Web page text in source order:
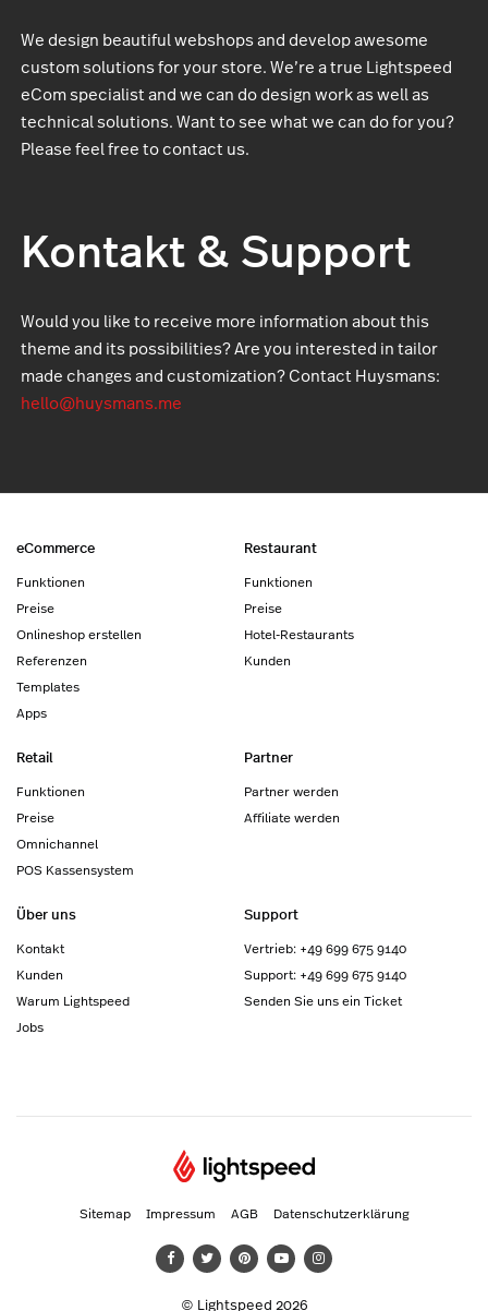
We design beautiful webshops and develop awesome
custom solutions for your store. We’re a true Lightspeed
eCom specialist and we can do design work as well as
technical solutions. Want to see what we can do for you?
Please feel free to contact us.
Kontakt & Support
Would you like to receive more information about this
theme and its possibilities? Are you interested in tailor
made changes and customization? Contact Huysmans:
hello@huysmans.me
eCommerce
Funktionen
Preise
Onlineshop erstellen
Referenzen
Templates
Apps
Restaurant
Funktionen
Preise
Hotel-Restaurants
Kunden
Retail
Funktionen
Preise
Omnichannel
POS Kassensystem
Partner
Partner werden
Affiliate werden
Über uns
Kontakt
Kunden
Warum Lightspeed
Jobs
Support
Vertrieb: +49 699 675 9140
Support: +49 699 675 9140
Senden Sie uns ein Ticket
Sitemap Impressum AGB Datenschutzerklärung
© Lightspeed 2026